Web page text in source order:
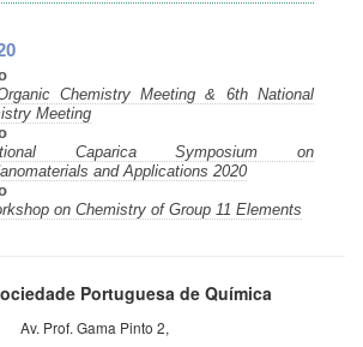
Chemistry Meeting & 6th National
Meeting
Caparica Symposium on
and Applications 2020
on Chemistry of Group 11 Elements
Portuguesa de Química
Av. Prof. Gama Pinto 2,